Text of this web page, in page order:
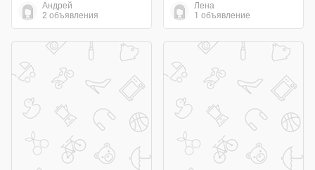
Андрей
2 объявления
Лена
1 объявление